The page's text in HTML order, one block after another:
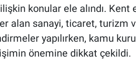
konular ele alındı. Kent
alan sanayi, ticaret, turizm
yapılırken, kamu
önemine dikkat çekildi.